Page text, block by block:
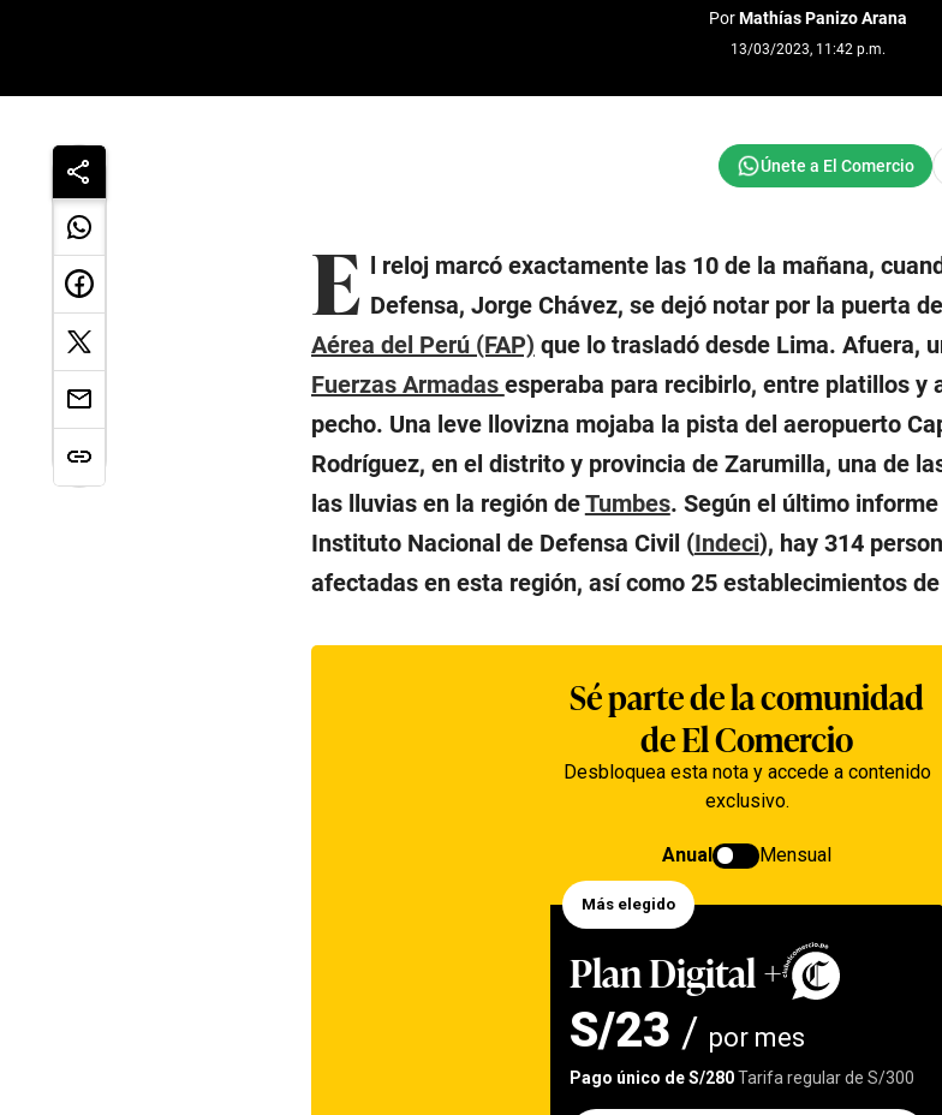
PorMathías Panizo Arana
13/03/2023, 11:42 p.m.
E l reloj marcó exactamente las 10 de la mañana,
Defensa, Jorge Chávez, se dejó notar por la puerta
Aérea del Perú (FAP) que lo trasladó desde Lima. Afuera,
Fuerzas Armadas esperaba para recibirlo, entre platillos y
pecho. Una leve llovizna mojaba la pista del aeropuerto
Rodríguez, en el distrito y provincia de Zarumilla, una de
las lluvias en la región deTumbes. Según el último
Instituto Nacional de Defensa Civil (Indeci), hay 314
afectadas en esta región, así como 25 establecimientos